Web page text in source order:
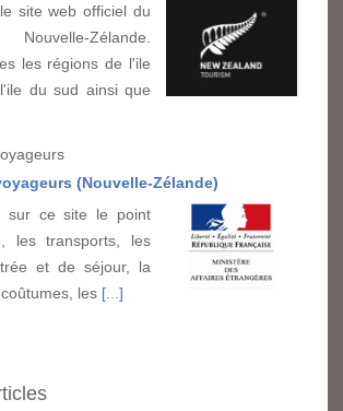
site web officiel du
Zélande.
les régions de l'ile
du sud ainsi que
(Nouvelle-Zélande)
sur ce site le point
les transports, les
et de séjour, la
les [...]